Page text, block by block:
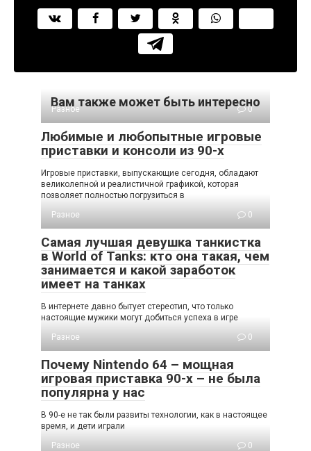
Вам также может быть интересно
Разное 0
Любимые и любопытные игровые
приставки и консоли из 90-х
Игровые приставки, выпускающие сегодня, обладают
великолепной и реалистичной графикой, которая
позволяет полностью погрузиться в
Разное
0
Самая лучшая девушка танкистка
в World of Tanks: кто она такая, чем
занимается и какой заработок
имеет на танках
В интернете давно бытует стереотип, что только
настоящие мужики могут добиться успеха в игре
Разное
0
Почему Nintendo 64 – мощная
игровая приставка 90-х – не была
популярна у нас
В 90-е не так были развиты технологии, как в настоящее
время, и дети играли
Разное
0